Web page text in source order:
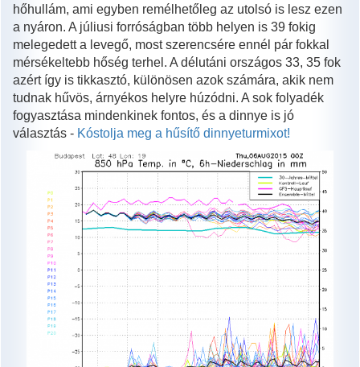
hőhullám, ami egyben remélhetőleg az utolsó is lesz ezen
a nyáron. A júliusi forróságban több helyen is 39 fokig
melegedett a levegő, most szerencsére ennél pár fokkal
mérsékeltebb hőség terhel. A délutáni országos 33, 35 fok
azért így is tikkasztó, különösen azok számára, akik nem
tudnak hűvös, árnyékos helyre húzódni. A sok folyadék
fogyasztása mindenkinek fontos, és a dinnye is jó
választás - Kóstolja meg a hűsítő dinnyeturmixot!